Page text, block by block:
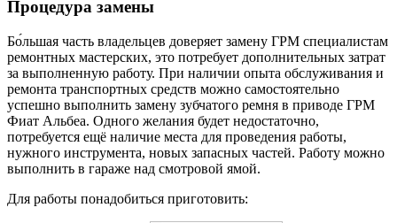
Процедура замены
Бо́льшая часть владельцев доверяет замену ГРМ специалистам
ремонтных мастерских, это потребует дополнительных затрат
за выполненную работу. При наличии опыта обслуживания и
ремонта транспортных средств можно самостоятельно
успешно выполнить замену зубчатого ремня в приводе ГРМ
Фиат Альбеа. Одного желания будет недостаточно,
потребуется ещё наличие места для проведения работы,
нужного инструмента, новых запасных частей. Работу можно
выполнить в гараже над смотровой ямой.
Для работы понадобиться приготовить: